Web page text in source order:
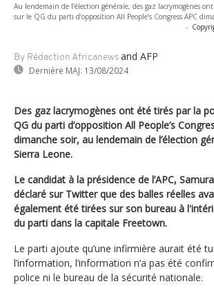
Au lendemain de l’élection générale, des gaz lacrymogènes
sur le QG du parti d’opposition All People’s Congress APC
-
By Rédaction Africanews and AFP
Dernière MAJ: 13/08/2024
Des gaz lacrymogènes ont été tirés par la
QG du parti d’opposition All People’s
dimanche soir, au lendemain de l’élection
Sierra Leone.
Le candidat à la présidence de l’APC,
déclaré sur Twitter que des balles réelles
également été tirées sur son bureau à
du parti dans la capitale Freetown.
Le parti ajoute qu’une infirmière aurait été
l’information, l’information n’a pas été
police ni le bureau de la sécurité nationale.